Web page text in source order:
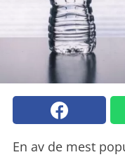
En av de mest